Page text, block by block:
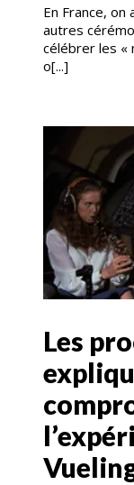
En France, on
autres
célébrer les «
o[...]
Les